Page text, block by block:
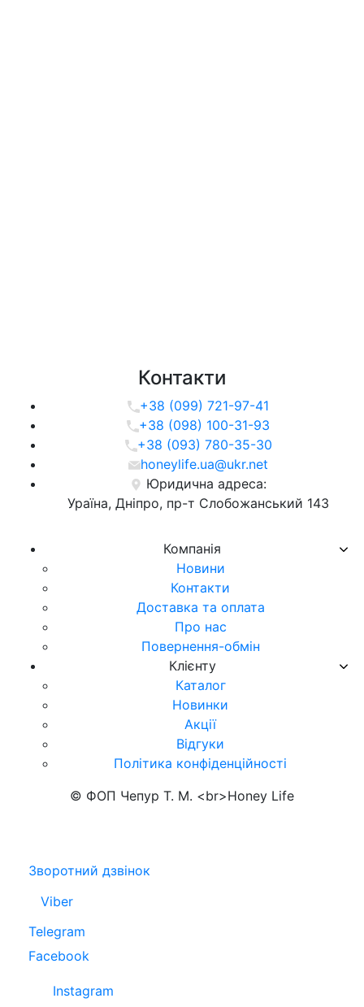
Компанія
Новини
Контакти
Доставка та оплата
Про нас
Повернення-обмін
Клієнту
Каталог
Новинки
Акції
Відгуки
Політика конфіденційності
Контакти
+38 (099) 721-97-41
+38 (098) 100-31-93
+38 (093) 780-35-30
honeylife.ua@ukr.net
Юридична адреса:
Ураїна, Дніпро, пр-т Слобожанський 143
© ФОП Чепур Т. М. <br>Honey Life
Зворотний дзвінок
Viber
Telegram
Facebook
Instagram